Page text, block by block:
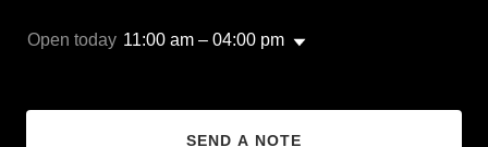
Open today 11:00 am – 04:00 pm
SEND A NOTE